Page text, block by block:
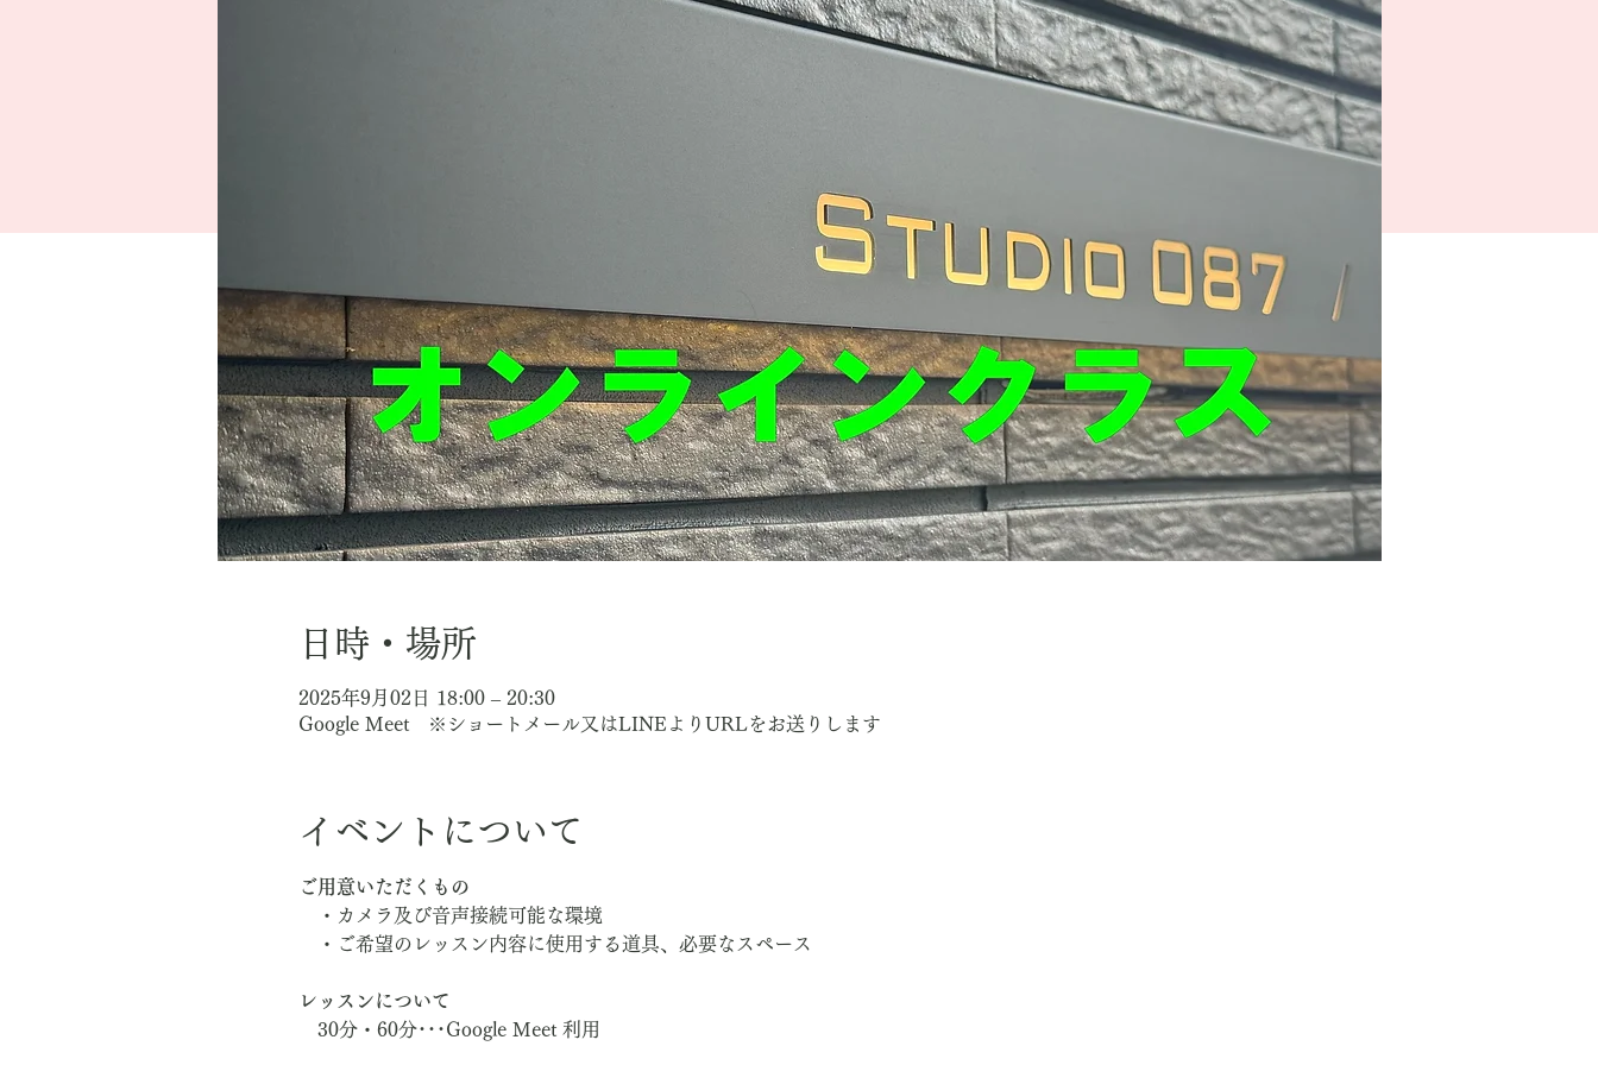
日時・場所
2025年9月02日 18:00 – 20:30
Google Meet ※ショートメール又はLINEよりURLをお送りします
イベントについて
ご用意いただくもの
・カメラ及び音声接続可能な環境
・ご希望のレッスン内容に使用する道具、必要なスペース
レッスンについて
30分・60分･･･Google Meet 利用